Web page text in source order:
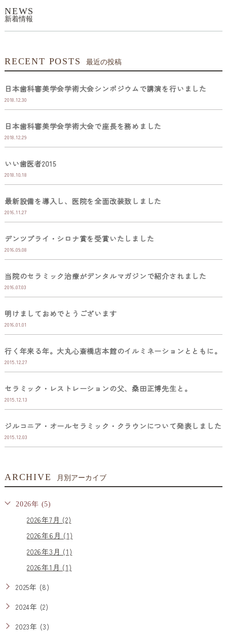
NEWS
新着情報
RECENT POSTS 最近の投稿
日本歯科審美学会学術大会シンポジウムで講演を行いました
2018.12.30
日本歯科審美学会学術大会で座長を務めました
2018.12.29
いい歯医者2015
2018.10.18
最新設備を導入し、医院を全面改装致しました
2016.11.27
デンツプライ・シロナ賞を受賞いたしました
2016.09.08
当院のセラミック治療がデンタルマガジンで紹介されました
2016.07.03
明けましておめでとうございます
2016.01.01
行く年来る年。大丸心斎橋店本館のイルミネーションとともに。
2015.12.27
セラミック・レストレーションの父、桑田正博先生と。
2015.12.13
ジルコニア・オールセラミック・クラウンについて発表しました
2015.12.03
ARCHIVE 月別アーカイブ
2026年 (5)
2026年7月 (2)
2026年6月 (1)
2026年3月 (1)
2026年1月 (1)
2025年 (8)
2024年 (2)
2023年 (3)